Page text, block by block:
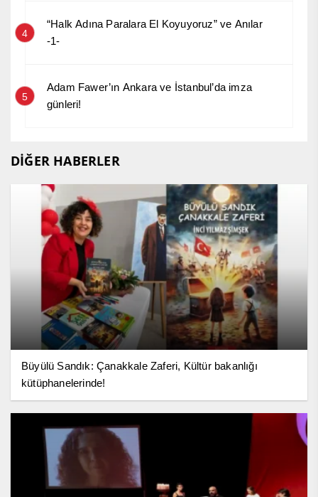
4
“Halk Adına Paralara El Koyuyoruz” ve Anılar
-1-
5
Adam Fawer’ın Ankara ve İstanbul’da imza
günleri!
DİĞER HABERLER
Büyülü Sandık: Çanakkale Zaferi, Kültür bakanlığı
kütüphanelerinde!